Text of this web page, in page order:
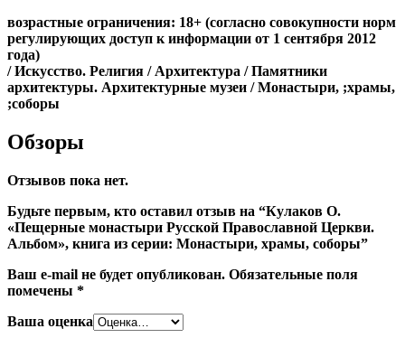
возрастные ограничения: 18+ (согласно совокупности норм
регулирующих доступ к информации от 1 сентября 2012
года)
/ Искусство. Религия / Архитектура / Памятники
архитектуры. Архитектурные музеи / Монастыри, ;храмы,
;соборы
Обзоры
Отзывов пока нет.
Будьте первым, кто оставил отзыв на “Кулаков О.
«Пещерные монастыри Русской Православной Церкви.
Альбом», книга из серии: Монастыри, храмы, соборы”
Ваш e-mail не будет опубликован. Обязательные поля
помечены *
Ваша оценка